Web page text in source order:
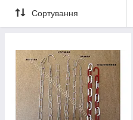
Сортування